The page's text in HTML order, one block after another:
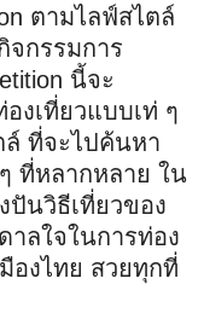
ตามไลฟ์สไตล์
กรรมการ
นี้จะ
งเที่ยวแบบเท่ ๆ
ล์ ที่จะไปค้นหา
ที่หลากหลาย ใน
ปันวิธีเที่ยวของ
ลใจในการท่อง
องไทย สวยทุกที่